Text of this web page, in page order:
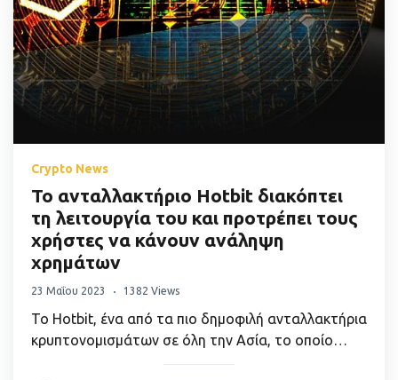
Crypto News
Το ανταλλακτήριο Hotbit διακόπτει
τη λειτουργία του και προτρέπει τους
χρήστες να κάνουν ανάληψη
χρημάτων
23 Μαΐου 2023 1382 Views
Το Hotbit, ένα από τα πιο δημοφιλή ανταλλακτήρια
κρυπτονομισμάτων σε όλη την Ασία, το οποίο…